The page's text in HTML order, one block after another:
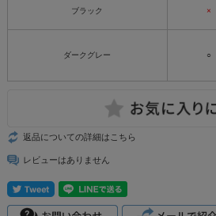
ブラック ×
ダークグレー ○
返品についての詳細はこちら
レビューはありません